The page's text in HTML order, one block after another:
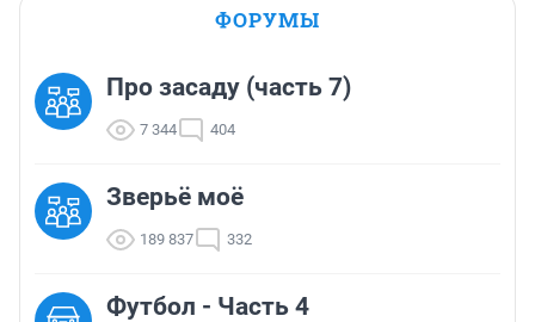
ФОРУМЫ
Про засаду (часть 7)
7 344 404
Зверьё моё
189 837 332
Футбол - Часть 4